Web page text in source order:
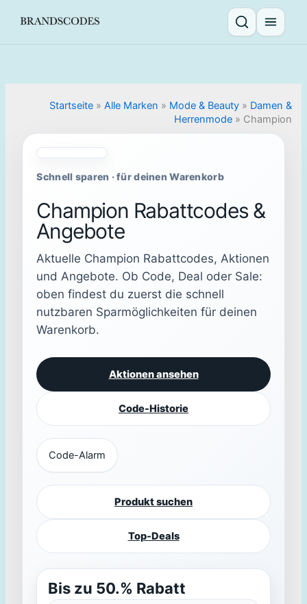
Suche öffnen
Menü
Startseite» Alle Marken » Mode & Beauty» Damen &
Herrenmode» Champion
Schnell sparen · für deinen Warenkorb
Champion Rabattcodes &
Angebote
Aktuelle Champion Rabattcodes, Aktionen
und Angebote. Ob Code, Deal oder Sale:
oben findest du zuerst die schnell
nutzbaren Sparmöglichkeiten für deinen
Warenkorb.
Aktionen ansehen
Code-Historie
Code-Alarm
Produkt suchen
Top-Deals
Bis zu 50.% Rabatt